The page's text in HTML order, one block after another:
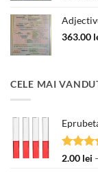
363.00
CELE MAI
2.00 lei